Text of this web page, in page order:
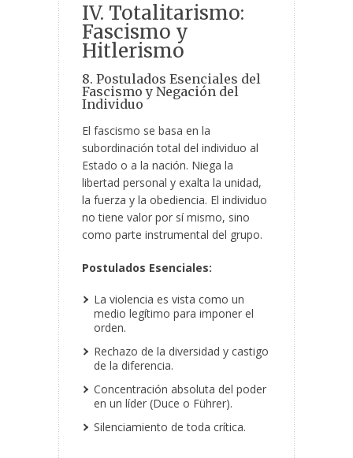
IV. Totalitarismo:
Fascismo y
Hitlerismo
8. Postulados Esenciales del
Fascismo y Negación del
Individuo
El fascismo se basa en la
subordinación total del individuo al
Estado o a la nación. Niega la
libertad personal y exalta la unidad,
la fuerza y la obediencia. El individuo
no tiene valor por sí mismo, sino
como parte instrumental del grupo.
Postulados Esenciales:
La violencia es vista como un
medio legítimo para imponer el
orden.
Rechazo de la diversidad y castigo
de la diferencia.
Concentración absoluta del poder
en un líder (Duce o Führer).
Silenciamiento de toda crítica.